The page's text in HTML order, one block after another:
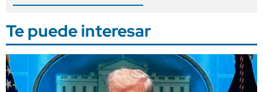
Te puede interesar